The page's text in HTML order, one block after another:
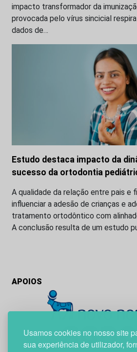
Usamos cookies no nosso site
sua experiência de utilizador,
impacto transformador da
provocada pelo vírus sincicial
dados de…
Estudo destaca impacto da
sucesso da ortodontia
A qualidade da relação entre pais e
influenciar a adesão de crianças e
tratamento ortodôntico com
A conclusão resulta de um estudo
APOIOS